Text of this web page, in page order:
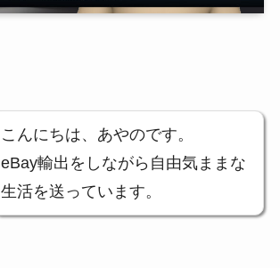
こんにちは、あやのです。
eBay輸出をしながら自由気ままな
生活を送っています。